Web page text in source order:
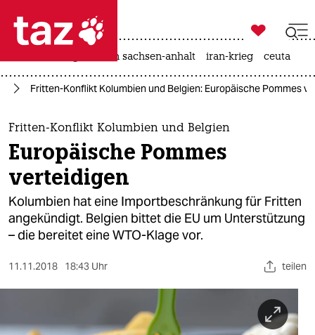
 taz zahl ich
taz zahl ich
themen
politik
öko
gesellschaft
sport

taz zahl ich
landtagswahl in sachsen-anhalt iran-krieg ceuta
Fritten-Konflikt Kolumbien und Belgien: Europäische Pommes
Fritten-Konflikt Kolumbien und Belgien
Europäische Pommes
verteidigen
Kolumbien hat eine Importbeschränkung für Fritten
angekündigt. Belgien bittet die EU um Unterstützung
– die bereitet eine WTO-Klage vor.
11.11.2018 18:43 Uhr teilen